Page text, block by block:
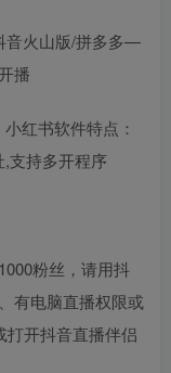
音火山版/拼多多—
播
红书软件特点：
支持多开程序
粉丝，请用抖
有电脑直播权限或
打开抖音直播伴侣